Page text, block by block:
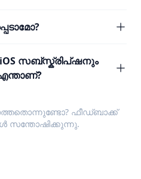
സബ്സ്ക്രിപ്ഷനും
ഫീഡ്ബാക്ക്
സന്തോഷിക്കുന്നു.